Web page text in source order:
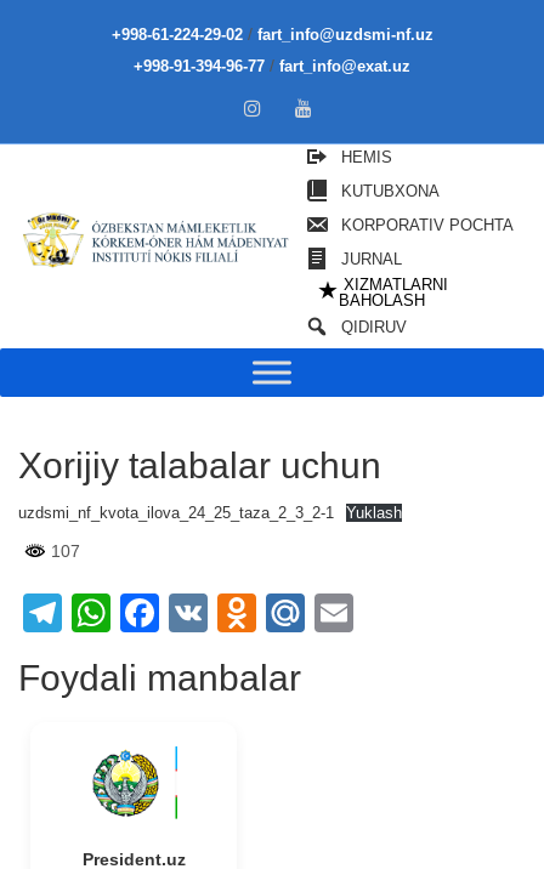
+998-61-224-29-02/ fart_info@uzdsmi-nf.uz
+998-91-394-96-77 / fart_info@exat.uz
HEMIS
KUTUBXONA
KORPORATIV POCHTA
JURNAL
★ XIZMATLARNI
BAHOLASH
QIDIRUV
Xorijiy talabalar uchun
uzdsmi_nf_kvota_ilova_24_25_taza_2_3_2-1 Yuklash
107
Telegram
WhatsApp
Facebook
VK Odnoklassniki
Mail.Ru
Foydali manbalar
President.uz